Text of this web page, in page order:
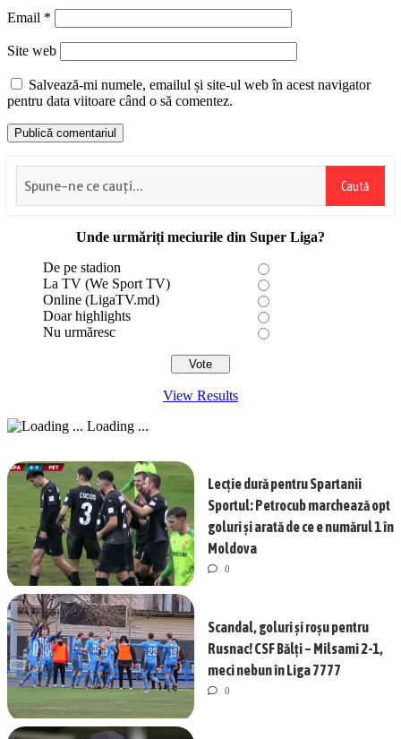
Email *
Site web
Salvează-mi numele, emailul și site-ul web în acest navigator
pentru data viitoare când o să comentez.
Caută
Unde urmăriți meciurile din Super Liga?
De pe stadion
La TV (We Sport TV)
Online (LigaTV.md)
Doar highlights
Nu urmăresc
View Results
Loading ...
Lecție dură pentru Spartanii
Sportul: Petrocub marchează opt
goluri și arată de ce e numărul 1 în
Moldova
0
Scandal, goluri și roșu pentru
Rusnac! CSF Bălți – Milsami 2-1,
meci nebun în Liga 7777
0